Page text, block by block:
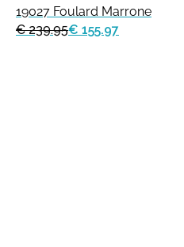
19027 Foulard Marrone
€ 239.95€ 155.97